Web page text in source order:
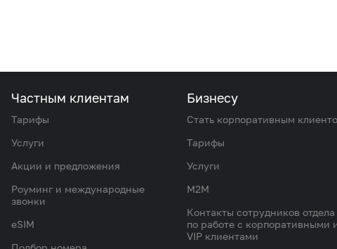
Частным клиентам
Тарифы
Услуги
Акции и предложения
Роуминг и международные
звонки
eSIM
Бизнесу
Стать корпоративным
Тарифы
Услуги
M2M
Контакты сотрудников отдела
по работе с корпоративными
VIP клиентами